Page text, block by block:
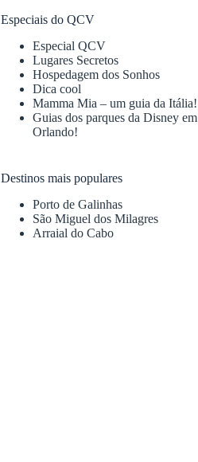
Especiais do QCV
Especial QCV
Lugares Secretos
Hospedagem dos Sonhos
Dica cool
Mamma Mia – um guia da Itália!
Guias dos parques da Disney em
Orlando!
Destinos mais populares
Porto de Galinhas
São Miguel dos Milagres
Arraial do Cabo